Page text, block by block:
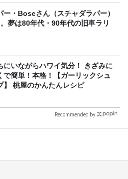
ー・Boseさん（スチャダラパー）
夢は80年代・90年代の旧車ラリ
にいながらハワイ気分！ きざみに
で簡単！本格！【ガーリックシュ
】 桃屋のかんたんレシピ
Recommended by